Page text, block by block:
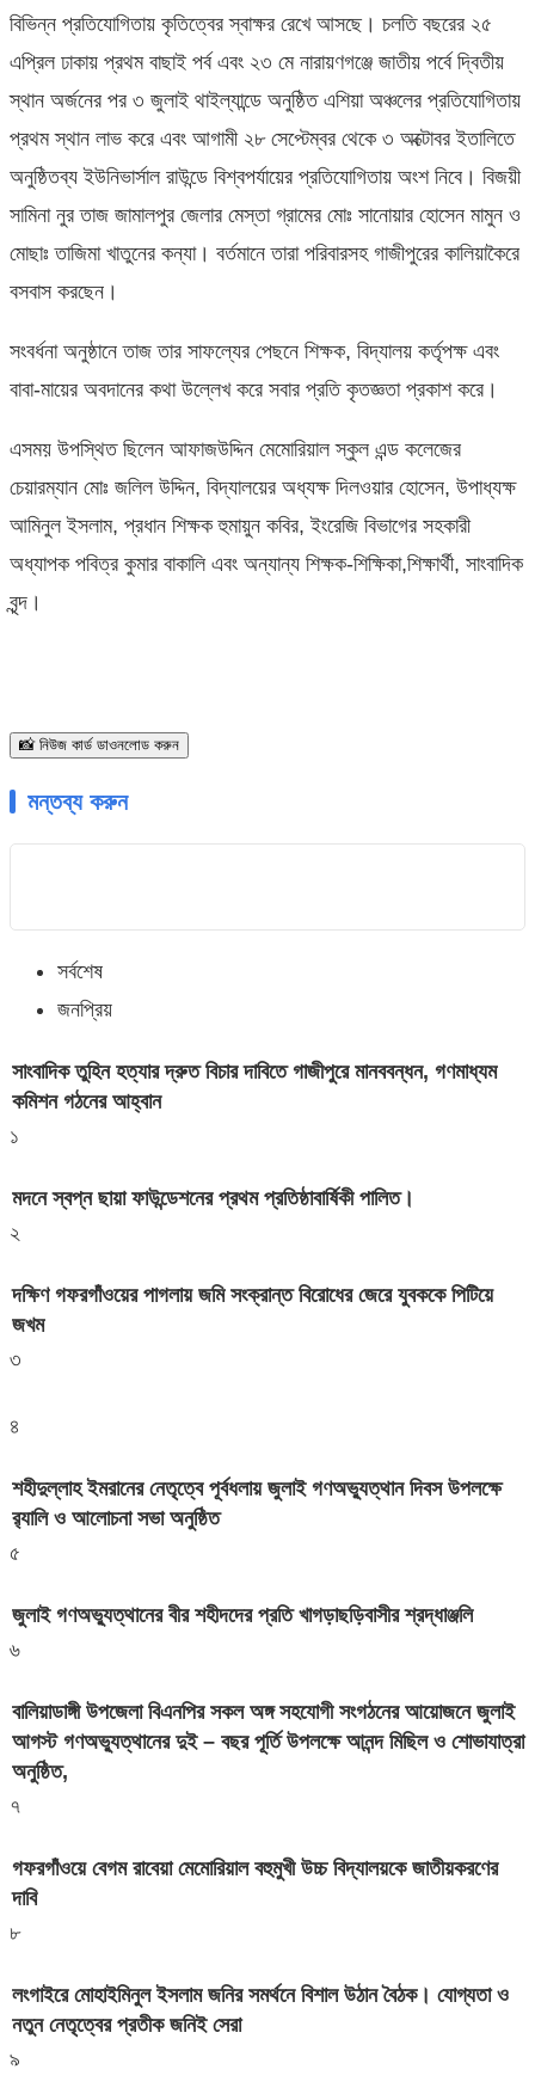
বিভিন্ন প্রতিযোগিতায় কৃতিত্বের স্বাক্ষর রেখে আসছে। চলতি বছরের ২৫
এপ্রিল ঢাকায় প্রথম বাছাই পর্ব এবং ২৩ মে নারায়ণগঞ্জে জাতীয় পর্বে দ্বিতীয়
স্থান অর্জনের পর ৩ জুলাই থাইল্যান্ডে অনুষ্ঠিত এশিয়া অঞ্চলের প্রতিযোগিতায়
প্রথম স্থান লাভ করে এবং আগামী ২৮ সেপ্টেম্বর থেকে ৩ অক্টোবর ইতালিতে
অনুষ্ঠিতব্য ইউনিভার্সাল রাউন্ডে বিশ্বপর্যায়ের প্রতিযোগিতায় অংশ নিবে। বিজয়ী
সামিনা নুর তাজ জামালপুর জেলার মেস্তা গ্রামের মোঃ সানোয়ার হোসেন মামুন ও
মোছাঃ তাজিমা খাতুনের কন্যা। বর্তমানে তারা পরিবারসহ গাজীপুরের কালিয়াকৈরে
বসবাস করছেন।
সংবর্ধনা অনুষ্ঠানে তাজ তার সাফল্যের পেছনে শিক্ষক, বিদ্যালয় কর্তৃপক্ষ এবং
বাবা-মায়ের অবদানের কথা উল্লেখ করে সবার প্রতি কৃতজ্ঞতা প্রকাশ করে।
এসময় উপস্থিত ছিলেন আফাজউদ্দিন মেমোরিয়াল স্কুল এন্ড কলেজের
চেয়ারম্যান মোঃ জলিল উদ্দিন, বিদ্যালয়ের অধ্যক্ষ দিলওয়ার হোসেন, উপাধ্যক্ষ
আমিনুল ইসলাম, প্রধান শিক্ষক হুমায়ুন কবির, ইংরেজি বিভাগের সহকারী
অধ্যাপক পবিত্র কুমার বাকালি এবং অন্যান্য শিক্ষক-শিক্ষিকা,শিক্ষার্থী, সাংবাদিক
বৃন্দ।
📸 নিউজ কার্ড ডাওনলোড করুন
মন্তব্য করুন
সর্বশেষ
জনপ্রিয়
সাংবাদিক তুহিন হত্যার দ্রুত বিচার দাবিতে গাজীপুরে মানববন্ধন, গণমাধ্যম
কমিশন গঠনের আহ্বান
১
মদনে স্বপ্ন ছায়া ফাউন্ডেশনের প্রথম প্রতিষ্ঠাবার্ষিকী পালিত।
২
দক্ষিণ গফরগাঁওয়ের পাগলায় জমি সংক্রান্ত বিরোধের জেরে যুবককে পিটিয়ে
জখম
৩
৪
শহীদুল্লাহ ইমরানের নেতৃত্বে পূর্বধলায় জুলাই গণঅভ্যুত্থান দিবস উপলক্ষে
র‍্যালি ও আলোচনা সভা অনুষ্ঠিত
৫
জুলাই গণঅভ্যুত্থানের বীর শহীদদের প্রতি খাগড়াছড়িবাসীর শ্রদ্ধাঞ্জলি
৬
বালিয়াডাঙ্গী উপজেলা বিএনপির সকল অঙ্গ সহযোগী সংগঠনের আয়োজনে জুলাই
আগস্ট গণঅভ্যুত্থানের দুই – বছর পূর্তি উপলক্ষে আনন্দ মিছিল ও শোভাযাত্রা
অনুষ্ঠিত,
৭
গফরগাঁওয়ে বেগম রাবেয়া মেমোরিয়াল বহুমুখী উচ্চ বিদ্যালয়কে জাতীয়করণের
দাবি
৮
লংগাইরে মোহাইমিনুল ইসলাম জনির সমর্থনে বিশাল উঠান বৈঠক। যোগ্যতা ও
নতুন নেতৃত্বের প্রতীক জনিই সেরা
৯